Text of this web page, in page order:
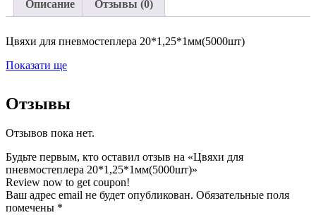
Описание Отзывы (0)
Цвяхи для пневмостеплера 20*1,25*1мм(5000шт)
Показати ще
Отзывы
Отзывов пока нет.
Будьте первым, кто оставил отзыв на «Цвяхи для
пневмостеплера 20*1,25*1мм(5000шт)»
Review now to get coupon!
Ваш адрес email не будет опубликован. Обязательные поля
помечены *